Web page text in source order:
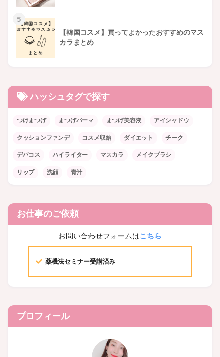
5
【韓国コスメ】買ってよかったおすすめのマス
カラまとめ
ハッシュタグで探す
つけまつげ まつげパーマ まつげ美容液 アイシャドウ
クッションファンデ コスメ収納 ダイエット チーク
デパコス ハイライター マスカラ メイクブラシ
リップ 洗顔 青汁
お仕事のご依頼
お問い合わせフォームはこちら
薬機法セミナー受講済み
プロフィール